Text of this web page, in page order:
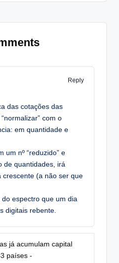
Reply
das cotações das
com o
em quantidade e
um nº “reduzido” e
de quantidades, irá
crescente (a não ser que
espectro que um dia
digitais rebente.
já acumulam capital
países -